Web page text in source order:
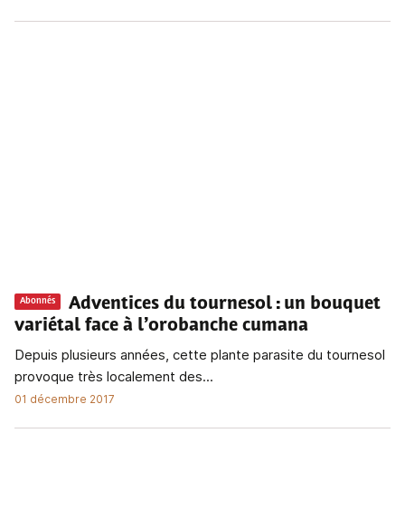
Abonnés
Adventices du tournesol : un bouquet
variétal face à l’orobanche cumana
Depuis plusieurs années, cette plante parasite du tournesol
provoque très localement des...
01 décembre 2017